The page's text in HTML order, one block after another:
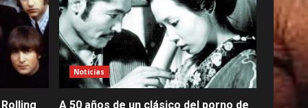
Noticias
A 50 años de un clásico del porno de